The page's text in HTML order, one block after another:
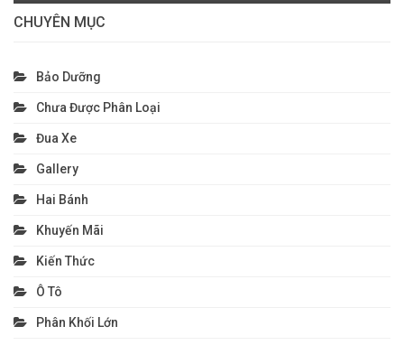
CHUYÊN MỤC
Bảo Dưỡng
Chưa Được Phân Loại
Đua Xe
Gallery
Hai Bánh
Khuyến Mãi
Kiến Thức
Ô Tô
Phân Khối Lớn